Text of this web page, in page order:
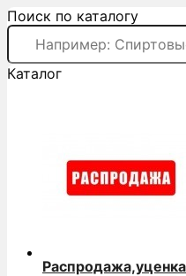
Поиск по каталогу
Каталог